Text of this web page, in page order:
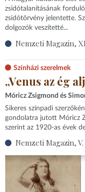
zsidótalanításának
zsidótörvény jelentette.
dolgozók veszítetté...
Nemzeti Magazin,
Színházi szerelmek
„Venus az ég
Móricz Zsigmond és
Sikeres színpadi
gondolatra jutott Móricz
szerint az 1920-as évek
Nemzeti Magazin,